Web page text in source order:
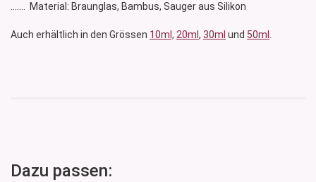
....... Material: Braunglas, Bambus, Sauger aus Silikon
Auch erhältlich in den Grössen 10ml, 20ml , 30ml und 50ml .
Dazu passen: